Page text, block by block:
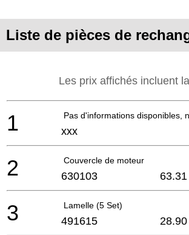
Liste de pièces de
Les prix affichés incluent
Pas d'informations disponibles,
1 xxx
Couvercle de moteur
2 630103 63.31
Lamelle (5 Set)
3 491615 28.90